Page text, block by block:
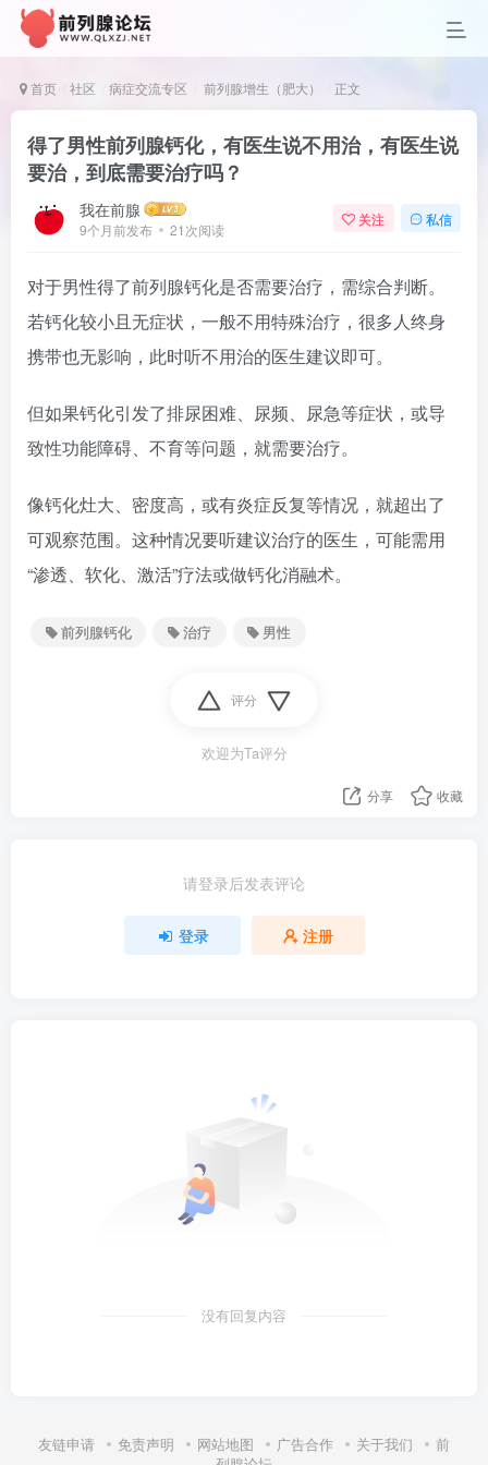
首页 社区 病症交流专区 前列腺增生（肥大） 正文
得了男性前列腺钙化，有医生说不用治，有医生说
要治，到底需要治疗吗？
我在前腺
9个月前发布 21次阅读
关注 私信
对于男性得了前列腺钙化是否需要治疗，需综合判断。
若钙化较小且无症状，一般不用特殊治疗，很多人终身
携带也无影响，此时听不用治的医生建议即可。
但如果钙化引发了排尿困难、尿频、尿急等症状，或导
致性功能障碍、不育等问题，就需要治疗。
像钙化灶大、密度高，或有炎症反复等情况，就超出了
可观察范围。这种情况要听建议治疗的医生，可能需用
“渗透、软化、激活”疗法或做钙化消融术。
前列腺钙化 治疗 男性
评分
欢迎为Ta评分
分享 收藏
请登录后发表评论
登录 注册
没有回复内容
友链申请 免责声明 网站地图 广告合作 关于我们
前